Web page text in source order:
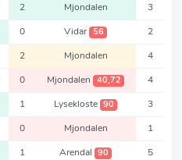
2 Mjondalen 3
0 Vidar 56 2
2 Mjondalen 4
0 Mjondalen 40,72 4
1 Lysekloste 90 3
0 Mjondalen 1
1 Arendal 90 5